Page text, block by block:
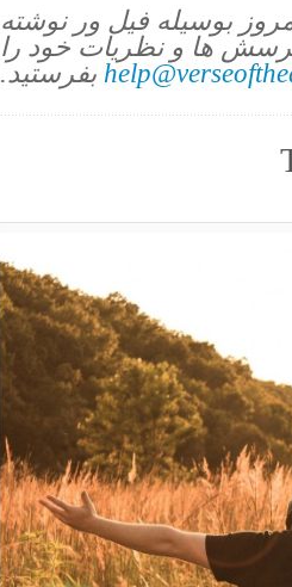
بوسیله فیل ور نوشته
ها و نظریات خود را
بفرستید.